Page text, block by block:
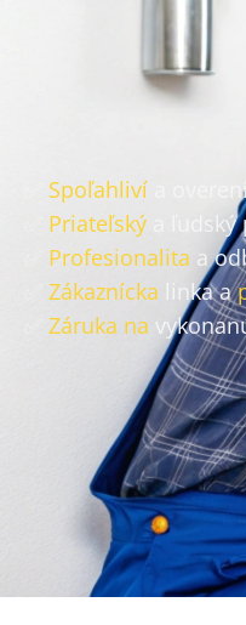
Spoľahliví a
Priateľský a
Profesionalita a
Zákaznícka linka a
Záruka na